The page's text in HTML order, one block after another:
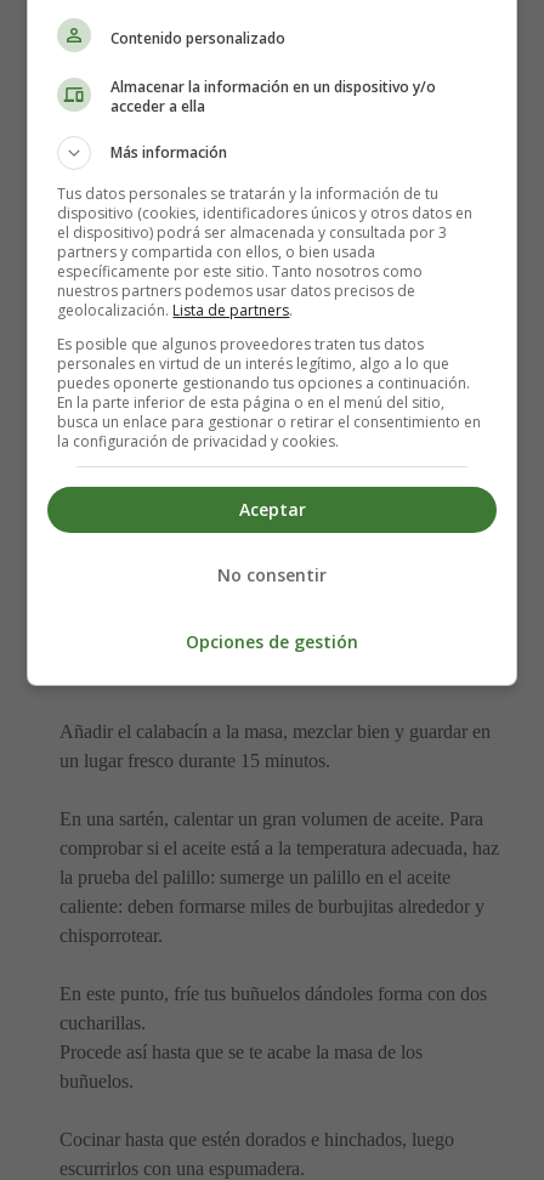
Para el rebozado
250 gramos de harina
Una pizca de sal
También
1 calabacín
50 gramos de queso ricotta
Elaboración de los Calabacines
empanados con parmesano al horno:
harina la sal y mezclar bien.
Añadir la cerveza fría y mezclar bien con un tenedor.
En otro bol, rallar finamente el calabacín, añadir la ricotta
Añadir el calabacín a la masa, mezclar bien y guardar en
un lugar fresco durante 15 minutos.
En una sartén, calentar un gran volumen de aceite. Para
comprobar si el aceite está a la temperatura adecuada, haz
la prueba del palillo: sumerge un palillo en el aceite
caliente: deben formarse miles de burbujitas alrededor y
chisporrotear.
En este punto, fríe tus buñuelos dándoles forma con dos
cucharillas.
Procede así hasta que se te acabe la masa de los
buñuelos.
Cocinar hasta que estén dorados e hinchados, luego
escurrirlos con una espumadera.
Contenido personalizado
Almacenar la información en un dispositivo y/o
acceder a ella
Más información
Tus datos personales se tratarán y la información de tu
dispositivo (cookies, identificadores únicos y otros datos en
el dispositivo) podrá ser almacenada y consultada por 3
partners y compartida con ellos, o bien usada
específicamente por este sitio. Tanto nosotros como
nuestros partners podemos usar datos precisos de
geolocalización. Lista de partners.
Es posible que algunos proveedores traten tus datos
personales en virtud de un interés legítimo, algo a lo que
puedes oponerte gestionando tus opciones a continuación.
En la parte inferior de esta página o en el menú del sitio,
busca un enlace para gestionar o retirar el consentimiento en
la configuración de privacidad y cookies.
Aceptar
No consentir
Opciones de gestión